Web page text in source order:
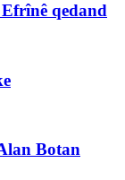
qedand
Botan